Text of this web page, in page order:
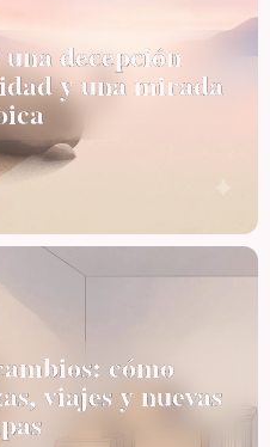
decepción
y una mirada
cómo
viajes y nuevas